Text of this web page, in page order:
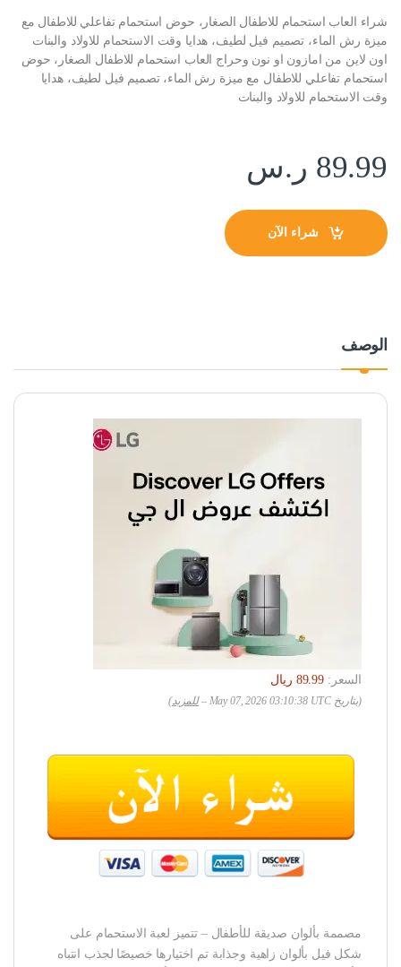
شراء العاب استحمام للاطفال الصغار، حوض استحمام تفاعلي للاطفال مع
ميزة رش الماء، تصميم فيل لطيف، هدايا وقت الاستحمام للاولاد والبنات
اون لاين من امازون او نون وحراج العاب استحمام للاطفال الصغار، حوض
استحمام تفاعلي للاطفال مع ميزة رش الماء، تصميم فيل لطيف، هدايا
وقت الاستحمام للاولاد والبنات
89.99 ر.س
شراء الآن
الوصف
السعر:
‏89.99 ريال
(بتاريخ May 07, 2026 03:10:38 UTC – للمزيد)
مصممة بألوان صديقة للأطفال – تتميز لعبة الاستحمام على
شكل فيل بألوان زاهية وجذابة تم اختيارها خصيصًا لجذب انتباه